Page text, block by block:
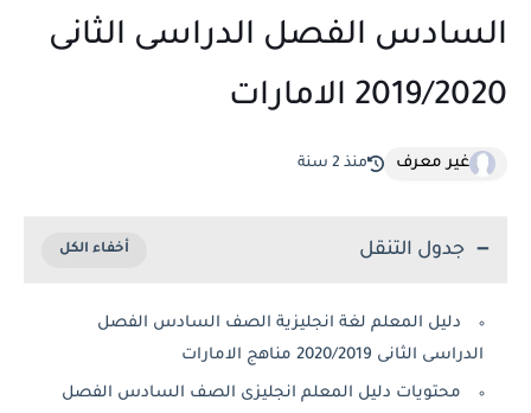
السادس الفصل الدراسى الثانى
2019/2020 الامارات
غير معرف منذ 2 سنة
جدول التنقل
دليل المعلم لغة انجليزية الصف السادس الفصل
الدراسى الثانى 2020/2019 مناهج الامارات
محتويات دليل المعلم انجليزى الصف السادس الفصل